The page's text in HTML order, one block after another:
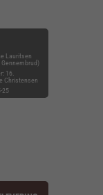
Lauritsen
Gennembrud)
16.
Christensen
25